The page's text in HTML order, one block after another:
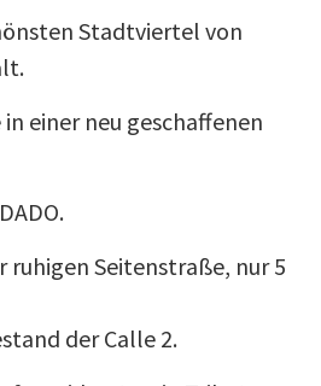
Stadtviertel von
einer neu geschaffenen
ruhigen Seitenstraße, nur 5
der Calle 2.